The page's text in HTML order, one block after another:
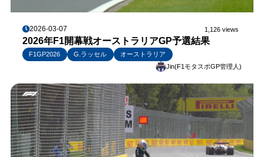
2026-03-07 1,126 views
2026年F1開幕戦オーストラリアGP予選結果
F1GP2026 G.ラッセル
オーストラリア
Jin(F1モタスポGP管理人)